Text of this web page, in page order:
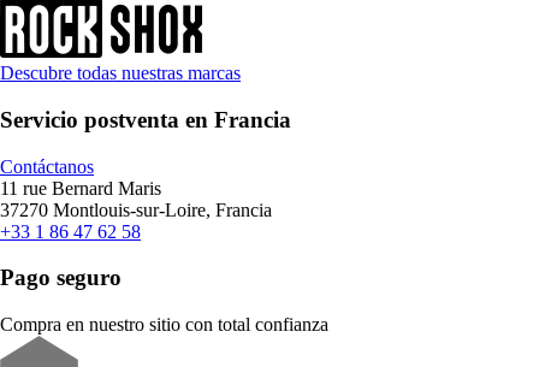
Descubre todas nuestras marcas
Servicio postventa en Francia
Contáctanos
11 rue Bernard Maris
37270 Montlouis-sur-Loire, Francia
+33 1 86 47 62 58
Pago seguro
Compra en nuestro sitio con total confianza